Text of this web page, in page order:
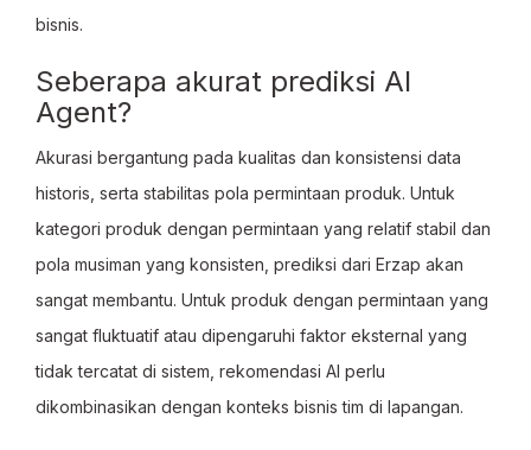
bisnis.
Seberapa akurat prediksi AI
Agent?
Akurasi bergantung pada kualitas dan konsistensi data
historis, serta stabilitas pola permintaan produk. Untuk
kategori produk dengan permintaan yang relatif stabil dan
pola musiman yang konsisten, prediksi dari Erzap akan
sangat membantu. Untuk produk dengan permintaan yang
sangat fluktuatif atau dipengaruhi faktor eksternal yang
tidak tercatat di sistem, rekomendasi AI perlu
dikombinasikan dengan konteks bisnis tim di lapangan.